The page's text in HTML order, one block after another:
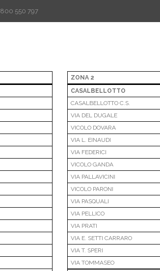
800 550 797
ZONA 2
CASALBELLOTTO
CASALBELLOTTO C.S.
VIA DEL DUGALE
VICOLO DOVARA
VIA L. EINAUDI
VIA FEDERICI
VICOLO GANDA
VIA PALLAVICINI
VICOLO PARONI
VIA PASQUALI
VIA PELLICO
VIA PRATI
VIA E. SETTI CARRARO
VIA T. SPERI
VIA TOMMASEO